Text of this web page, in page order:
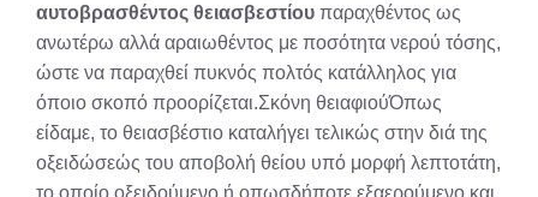
αυτοβρασθέντος θειασβεστίου παραχθέντος ως
ανωτέρω αλλά αραιωθέντος με ποσότητα νερού τόσης,
ώστε να παραχθεί πυκνός πολτός κατάλληλος για
όποιο σκοπό προορίζεται.Σκόνη θειαφιούΌπως
είδαμε, το θειασβέστιο καταλήγει τελικώς στην διά της
οξειδώσεώς του αποβολή θείου υπό μορφή λεπτοτάτη,
το οποίο οξειδούμενο ή οπωσδήποτε εξαερούμενο και